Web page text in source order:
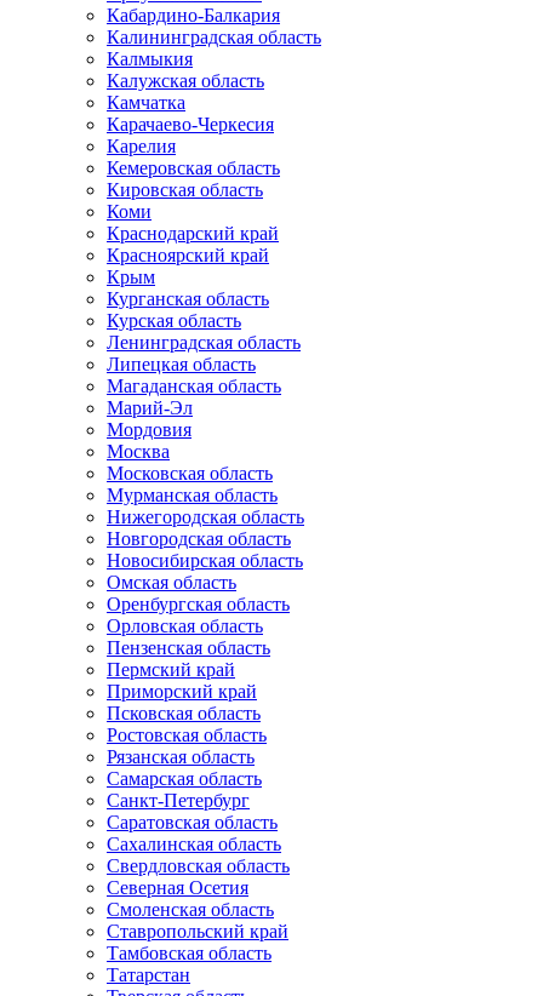
Кабардино-Балкария
Калининградская область
Калмыкия
Калужская область
Камчатка
Карачаево-Черкесия
Карелия
Кемеровская область
Кировская область
Коми
Краснодарский край
Красноярский край
Крым
Курганская область
Курская область
Ленинградская область
Липецкая область
Магаданская область
Марий-Эл
Мордовия
Москва
Московская область
Мурманская область
Нижегородская область
Новгородская область
Новосибирская область
Омская область
Оренбургская область
Орловская область
Пензенская область
Пермский край
Приморский край
Псковская область
Ростовская область
Рязанская область
Самарская область
Санкт-Петербург
Саратовская область
Сахалинская область
Свердловская область
Северная Осетия
Смоленская область
Ставропольский край
Тамбовская область
Татарстан